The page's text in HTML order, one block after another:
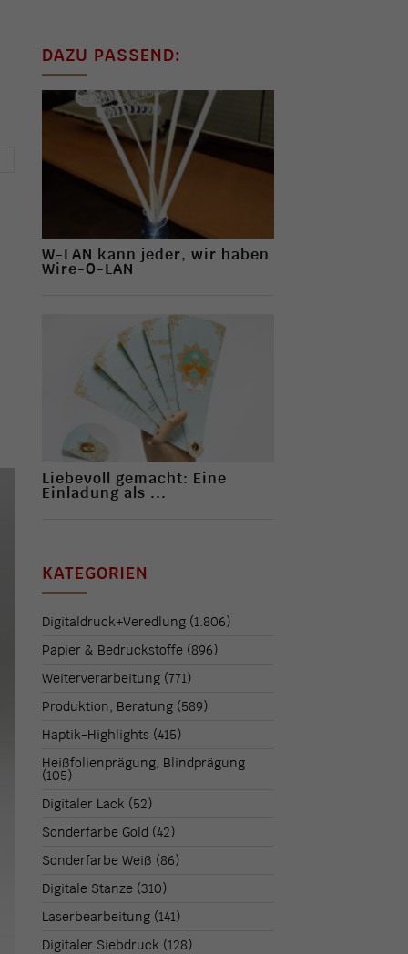
DAZU PASSEND:
W-LAN kann jeder, wir haben
Wire-O-LAN
Liebevoll gemacht: Eine
Einladung als ...
KATEGORIEN
Digitaldruck+Veredlung (1.806)
Papier & Bedruckstoffe (896)
Weiterverarbeitung (771)
Produktion, Beratung (589)
Haptik-Highlights (415)
Heißfolienprägung, Blindprägung
(105)
Digitaler Lack (52)
Sonderfarbe Gold (42)
Sonderfarbe Weiß (86)
Digitale Stanze (310)
Laserbearbeitung (141)
Digitaler Siebdruck (128)